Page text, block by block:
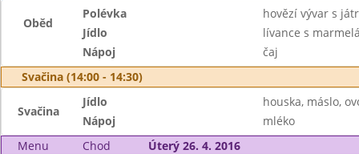
Oběd
Polévka
hovězí vývar s
Jídlo
lívance s
Nápoj
čaj
Svačina (14:00 - 14:30)
Svačina
Jídlo
houska, máslo,
Nápoj
mléko
Menu
Chod
Úterý 26. 4. 2016